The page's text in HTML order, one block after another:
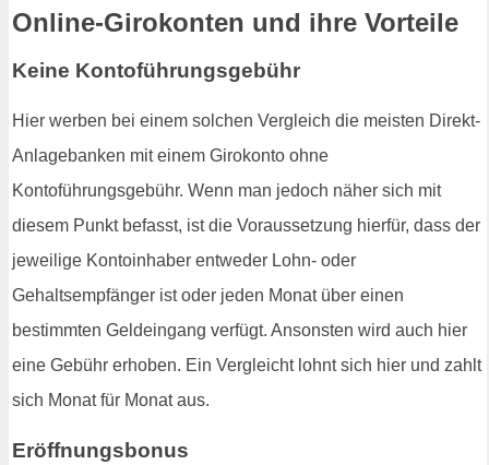
Online-Girokonten und ihre Vorteile
Keine Kontoführungsgebühr
Hier werben bei einem solchen Vergleich die meisten Direkt-
Anlagebanken mit einem Girokonto ohne
Kontoführungsgebühr. Wenn man jedoch näher sich mit
diesem Punkt befasst, ist die Voraussetzung hierfür, dass der
jeweilige Kontoinhaber entweder Lohn- oder
Gehaltsempfänger ist oder jeden Monat über einen
bestimmten Geldeingang verfügt. Ansonsten wird auch hier
eine Gebühr erhoben. Ein Vergleicht lohnt sich hier und zahlt
sich Monat für Monat aus.
Eröffnungsbonus